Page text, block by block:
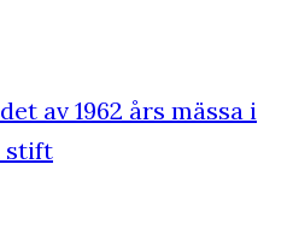
av 1962 års mässa i
stift